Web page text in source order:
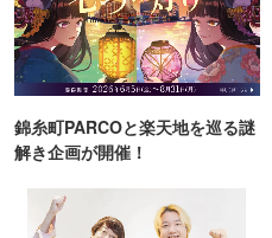
錦糸町PARCOと楽天地を巡る謎
解き企画が開催！